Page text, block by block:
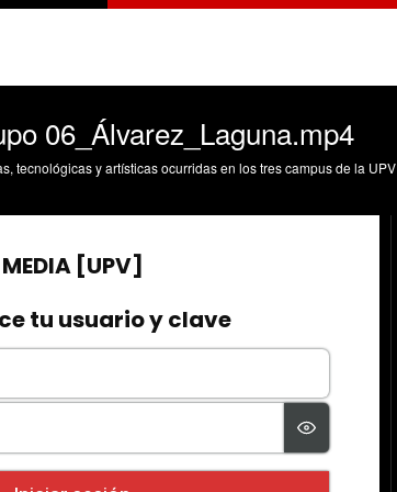
06_Álvarez_Laguna.mp4
tecnológicas y artísticas ocurridas en los tres campus de la UPV